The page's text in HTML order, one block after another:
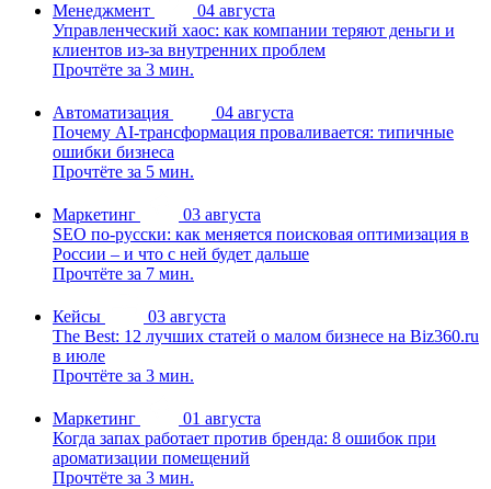
Менеджмент
04 августа
Управленческий хаос: как компании теряют деньги и
клиентов из-за внутренних проблем
Прочтёте за 3 мин.
Автоматизация
04 августа
Почему AI-трансформация проваливается: типичные
ошибки бизнеса
Прочтёте за 5 мин.
Маркетинг
03 августа
SEO по-русски: как меняется поисковая оптимизация в
России – и что с ней будет дальше
Прочтёте за 7 мин.
Кейсы
03 августа
The Best: 12 лучших статей о малом бизнесе на Biz360.ru
в июле
Прочтёте за 3 мин.
Маркетинг
01 августа
Когда запах работает против бренда: 8 ошибок при
ароматизации помещений
Прочтёте за 3 мин.